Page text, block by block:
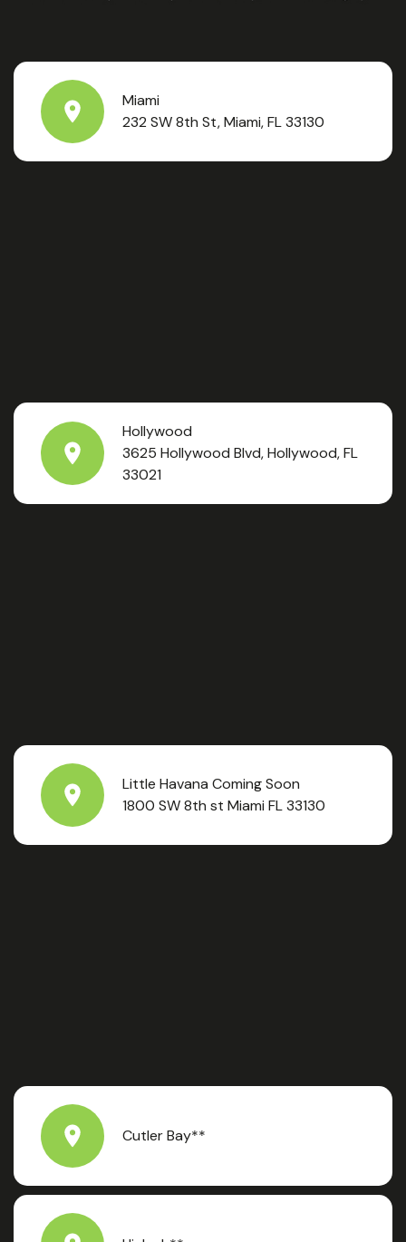
Miami
232 SW 8th St, Miami, FL 33130
Hollywood
3625 Hollywood Blvd, Hollywood, FL
33021
Little Havana Coming Soon
1800 SW 8th st Miami FL 33130
Cutler Bay**